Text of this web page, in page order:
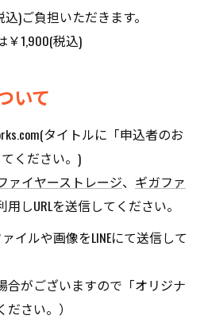
)ご負担いただきます。
1,900(税込)
いて
タイトルに「申込者のお
ください。)
ァイヤーストレージ、 ギガファ
しURLを送信してください。
イルや画像をLINEにて送信して
合がございますので「オリジナ
さい。）